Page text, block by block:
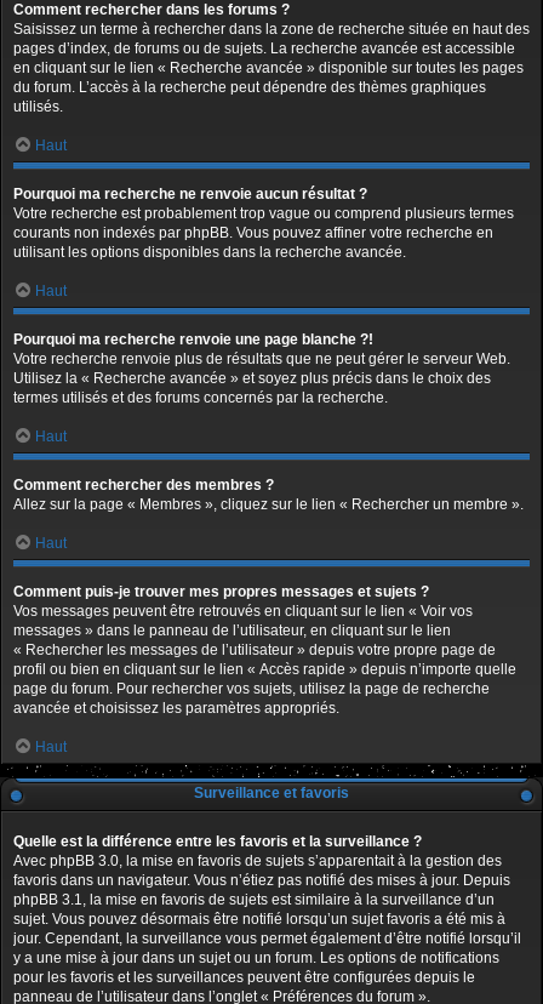
Comment rechercher dans les forums ?
Saisissez un terme à rechercher dans la zone de recherche située en haut des
pages d’index, de forums ou de sujets. La recherche avancée est accessible
en cliquant sur le lien « Recherche avancée » disponible sur toutes les pages
du forum. L’accès à la recherche peut dépendre des thèmes graphiques
utilisés.
Haut
Pourquoi ma recherche ne renvoie aucun résultat ?
Votre recherche est probablement trop vague ou comprend plusieurs termes
courants non indexés par phpBB. Vous pouvez affiner votre recherche en
utilisant les options disponibles dans la recherche avancée.
Haut
Pourquoi ma recherche renvoie une page blanche ?!
Votre recherche renvoie plus de résultats que ne peut gérer le serveur Web.
Utilisez la « Recherche avancée » et soyez plus précis dans le choix des
termes utilisés et des forums concernés par la recherche.
Haut
Comment rechercher des membres ?
Allez sur la page « Membres », cliquez sur le lien « Rechercher un membre ».
Haut
Comment puis-je trouver mes propres messages et sujets ?
Vos messages peuvent être retrouvés en cliquant sur le lien « Voir vos
messages » dans le panneau de l’utilisateur, en cliquant sur le lien
« Rechercher les messages de l’utilisateur » depuis votre propre page de
profil ou bien en cliquant sur le lien « Accès rapide » depuis n’importe quelle
page du forum. Pour rechercher vos sujets, utilisez la page de recherche
avancée et choisissez les paramètres appropriés.
Haut
Surveillance et favoris
Quelle est la différence entre les favoris et la surveillance ?
Avec phpBB 3.0, la mise en favoris de sujets s’apparentait à la gestion des
favoris dans un navigateur. Vous n’étiez pas notifié des mises à jour. Depuis
phpBB 3.1, la mise en favoris de sujets est similaire à la surveillance d’un
sujet. Vous pouvez désormais être notifié lorsqu’un sujet favoris a été mis à
jour. Cependant, la surveillance vous permet également d’être notifié lorsqu’il
y a une mise à jour dans un sujet ou un forum. Les options de notifications
pour les favoris et les surveillances peuvent être configurées depuis le
panneau de l’utilisateur dans l’onglet « Préférences du forum ».